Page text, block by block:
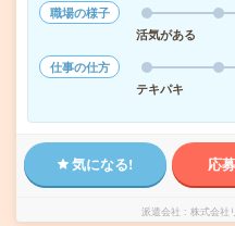
職場の様子
活気がある
仕事の仕方
テキパキ
気になる! 応
派遣会社 株式会社